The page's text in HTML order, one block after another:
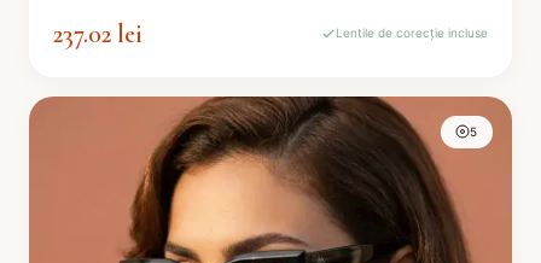
237.02 lei Lentile de corecție incluse
5